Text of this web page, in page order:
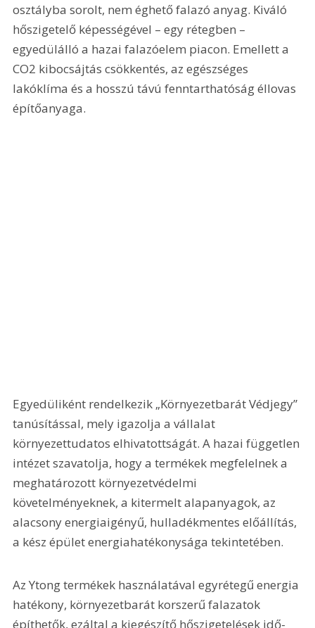
osztályba sorolt, nem éghető falazó anyag. Kiváló
hőszigetelő képességével – egy rétegben –
egyedülálló a hazai falazóelem piacon. Emellett a
CO2 kibocsájtás csökkentés, az egészséges
lakóklíma és a hosszú távú fenntarthatóság éllovas
építőanyaga.
Egyedüliként rendelkezik „Környezetbarát Védjegy”
tanúsítással, mely igazolja a vállalat
környezettudatos elhivatottságát. A hazai független
intézet szavatolja, hogy a termékek megfelelnek a
meghatározott környezetvédelmi
követelményeknek, a kitermelt alapanyagok, az
alacsony energiaigényű, hulladékmentes előállítás,
a kész épület energiahatékonysága tekintetében.
Az Ytong termékek használatával egyrétegű energia
hatékony, környezetbarát korszerű falazatok
építhetők, ezáltal a kiegészítő hőszigetelések idő-